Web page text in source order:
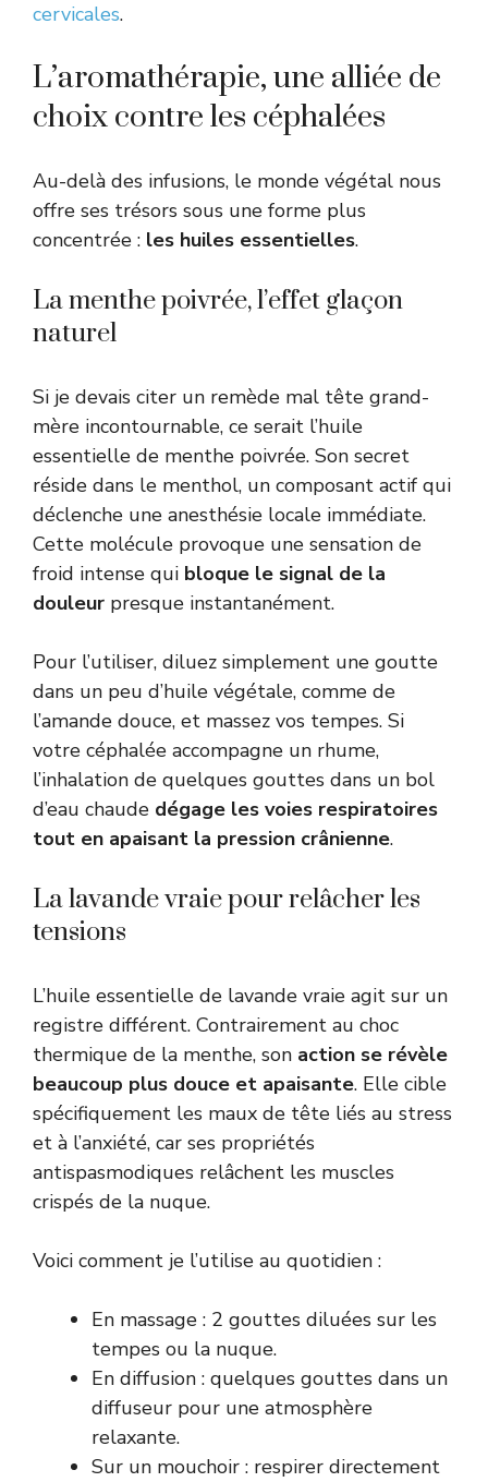
cervicales.
L’aromathérapie, une alliée de
choix contre les céphalées
Au-delà des infusions, le monde végétal nous
offre ses trésors sous une forme plus
concentrée : les huiles essentielles.
La menthe poivrée, l’effet glaçon
naturel
Si je devais citer un remède mal tête grand-
mère incontournable, ce serait l’huile
essentielle de menthe poivrée. Son secret
réside dans le menthol, un composant actif qui
déclenche une anesthésie locale immédiate.
Cette molécule provoque une sensation de
froid intense qui bloque le signal de la
douleur presque instantanément.
Pour l’utiliser, diluez simplement une goutte
dans un peu d’huile végétale, comme de
l’amande douce, et massez vos tempes. Si
votre céphalée accompagne un rhume,
l’inhalation de quelques gouttes dans un bol
d’eau chaude dégage les voies respiratoires
tout en apaisant la pression crânienne.
La lavande vraie pour relâcher les
tensions
L’huile essentielle de lavande vraie agit sur un
registre différent. Contrairement au choc
thermique de la menthe, son action se révèle
beaucoup plus douce et apaisante. Elle cible
spécifiquement les maux de tête liés au stress
et à l’anxiété, car ses propriétés
antispasmodiques relâchent les muscles
crispés de la nuque.
Voici comment je l’utilise au quotidien :
En massage : 2 gouttes diluées sur les
tempes ou la nuque.
En diffusion : quelques gouttes dans un
diffuseur pour une atmosphère
relaxante.
Sur un mouchoir : respirer directement